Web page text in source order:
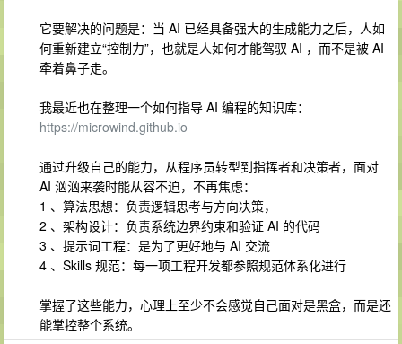
它要解决的问题是：当 AI 已经具备强大的生成能力之后，人如
何重新建立“控制力”，也就是人如何才能驾驭 AI ，而不是被 AI
牵着鼻子走。
我最近也在整理一个如何指导 AI 编程的知识库：
https://microwind.github.io
通过升级自己的能力，从程序员转型到指挥者和决策者，面对
AI 汹汹来袭时能从容不迫，不再焦虑：
1 、算法思想：负责逻辑思考与方向决策，
2 、架构设计：负责系统边界约束和验证 AI 的代码
3 、提示词工程：是为了更好地与 AI 交流
4 、Skills 规范：每一项工程开发都参照规范体系化进行
掌握了这些能力，心理上至少不会感觉自己面对是黑盒，而是还
能掌控整个系统。